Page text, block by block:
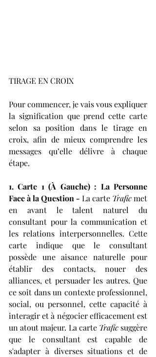
TIRAGE EN CROIX
Pour commencer, je vais vous expliquer
la signification que prend cette carte
selon sa position dans le tirage en
croix, afin de mieux comprendre les
messages qu’elle délivre à chaque
étape.
1. Carte 1 (À Gauche) : La Personne
Face à la Question - La carte Trafic met
en avant le talent naturel du
consultant pour la communication et
les relations interpersonnelles. Cette
carte indique que le consultant
possède une aisance naturelle pour
établir des contacts, nouer des
alliances, et persuader les autres. Que
ce soit dans un contexte professionnel,
social, ou personnel, cette capacité à
interagir et à négocier efficacement est
un atout majeur. La carte Trafic suggère
que le consultant est capable de
s'adapter à diverses situations et de